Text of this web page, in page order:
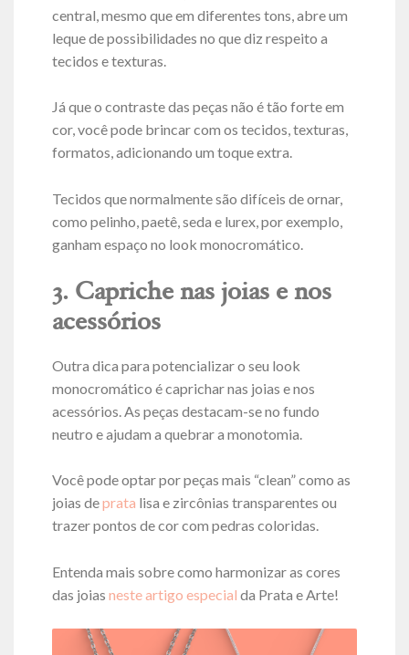
central, mesmo que em diferentes tons, abre um
leque de possibilidades no que diz respeito a
tecidos e texturas.
Já que o contraste das peças não é tão forte em
cor, você pode brincar com os tecidos, texturas,
formatos, adicionando um toque extra.
Tecidos que normalmente são difíceis de ornar,
como pelinho, paetê, seda e lurex, por exemplo,
ganham espaço no look monocromático.
3. Capriche nas joias e nos
acessórios
Outra dica para potencializar o seu look
monocromático é caprichar nas joias e nos
acessórios. As peças destacam-se no fundo
neutro e ajudam a quebrar a monotomia.
Você pode optar por peças mais “clean” como as
joias deprata lisa e zircônias transparentes ou
trazer pontos de cor com pedras coloridas.
Entenda mais sobre como harmonizar as cores
das joias neste artigo especial da Prata e Arte!